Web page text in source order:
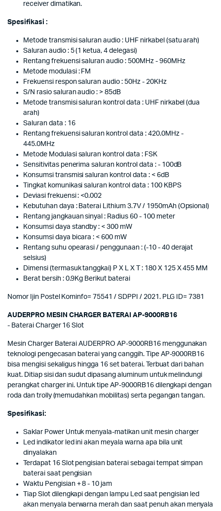
receiver dimatikan.
Spesifikasi :
Metode transmisi saluran audio : UHF nirkabel (satu arah)
Saluran audio : 5 (1 ketua, 4 delegasi)
Rentang frekuensi saluran audio : 500MHz - 960MHz
Metode modulasi : FM
Frekuensi respon saluran audio : 50Hz - 20KHz
S/N rasio saluran audio : > 85dB
Metode transmisi saluran kontrol data : UHF nirkabel (dua
arah)
Saluran data : 16
Rentang frekuensi saluran kontrol data : 420.0MHz -
445.0MHz
Metode Modulasi saluran kontrol data : FSK
Sensitivitas penerima saluran kontrol data : - 100dB
Konsumsi transmisi saluran kontrol data : < 6dB
Tingkat komunikasi saluran kontrol data : 100 KBPS
Deviasi frekuensi : <0.002
Kebutuhan daya : Baterai Lithium 3.7V / 1950mAh (Opsional)
Rentang jangkauan sinyal : Radius 60 - 100 meter
Konsumsi daya standby : < 300 mW
Konsumsi daya bicara : < 600 mW
Rentang suhu opearasi / penggunaan : (-10 - 40 derajat
selsius)
Dimensi (termasuk tanggkai) P X L X T : 180 X 125 X 455 MM
Berat bersih : 0.9Kg Berikut baterai
Nomor Ijin Postel Kominfo= 75541 / SDPPI / 2021. PLG ID= 7381
AUDERPRO MESIN CHARGER BATERAI AP-9000RB16
- Baterai Charger 16 Slot
Mesin Charger Baterai AUDERPRO AP-9000RB16 menggunakan
teknologi pengecasan baterai yang canggih. Tipe AP-9000RB16
bisa mengisi sekaligus hingga 16 set baterai. Terbuat dari bahan
kuat. Ditiap sisi dan sudut dipasang aluminum untuk melindungi
perangkat charger ini. Untuk tipe AP-9000RB16 dilengkapi dengan
roda dan trolly (memudahkan mobilitas) serta pegangan tangan.
Spesifikasi:
Saklar Power Untuk menyala-matikan unit mesin charger
Led indikator led ini akan meyala warna apa bila unit
dinyalakan
Terdapat 16 Slot pengisian baterai sebagai tempat simpan
baterai saat pengisian
Waktu Pengisian + 8 - 10 jam
Tiap Slot dilengkapi dengan lampu Led saat pengisian led
akan menyala berwarna merah dan saat penuh akan menyala